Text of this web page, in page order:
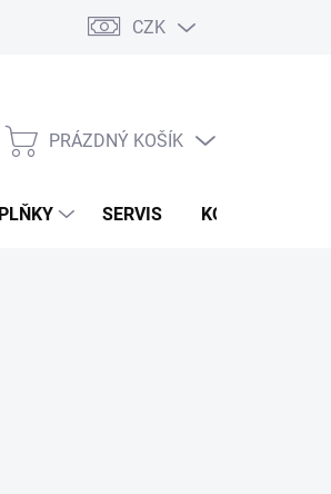
odběr vysloužilých elektrozařízení
CZK
NÁKUPNÍ
PRÁZDNÝ KOŠÍK
SERVIS KONTAKTY